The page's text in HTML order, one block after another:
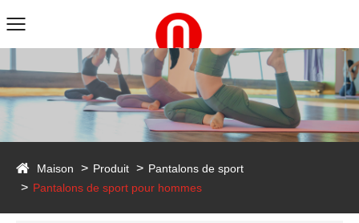
Maison Produit
Pantalons de sport
Pantalons de sport pour hommes